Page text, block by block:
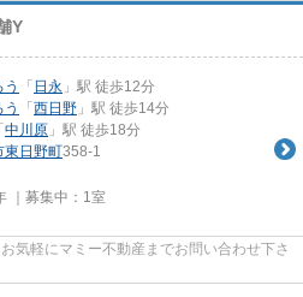
Y
「 日永 」駅 徒歩12分
「 西日野 」駅 徒歩14分
中川原 」駅 徒歩18分
東日野町358-1
｜募集中： 1室
気軽にマミー不動産までお問い合わせ下さ